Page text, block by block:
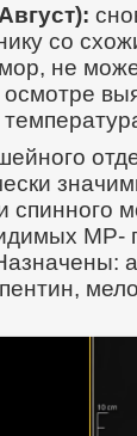
со
не
спинного
МР-